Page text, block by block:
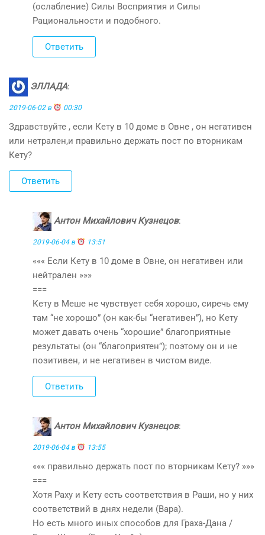
(ослабление) Силы Восприятия и Силы
Рациональности и подобного.
Ответить
ЭЛЛАДА:
2019-06-02 в 00:30
Здравствуйте , если Кету в 10 доме в Овне , он негативен
или нетрален,и правильно держать пост по вторникам
Кету?
Ответить
Антон Михайлович Кузнецов:
2019-06-04 в 13:51
««« Если Кету в 10 доме в Овне, он негативен или
нейтрален »»»
===
Кету в Меше не чувствует себя хорошо, сиречь ему
там “не хорошо” (он как-бы “негативен”), но Кету
может давать очень “хорошие” благоприятные
результаты (он “благоприятен”); поэтому он и не
позитивен, и не негативен в чистом виде.
Ответить
Антон Михайлович Кузнецов:
2019-06-04 в 13:55
««« правильно держать пост по вторникам Кету? »»»
===
Хотя Раху и Кету есть соответствия в Раши, но у них
соответствий в днях недели (Вара).
Но есть много иных способов для Граха-Дана /